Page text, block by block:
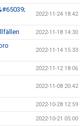
2022-11-24 18:42
2022-11-18 14:30
2022-11-14 15:33
2022-11-12 18:06
2022-11-08 20:42
2022-10-28 12:59
2022-10-21 05:00